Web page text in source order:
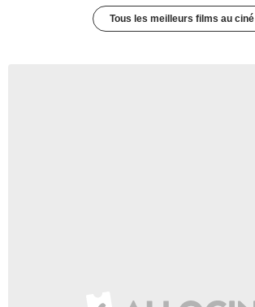
Tous les meilleurs films au ciné